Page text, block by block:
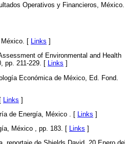
Operativos y Financieros, México.
México. [ Links ]
of Environmental and Health
pp. 211-229. [ Links ]
Económica de México, Ed. Fond.
Links ]
de Energía, México . [
Links ]
México , pp. 183. [ Links ]